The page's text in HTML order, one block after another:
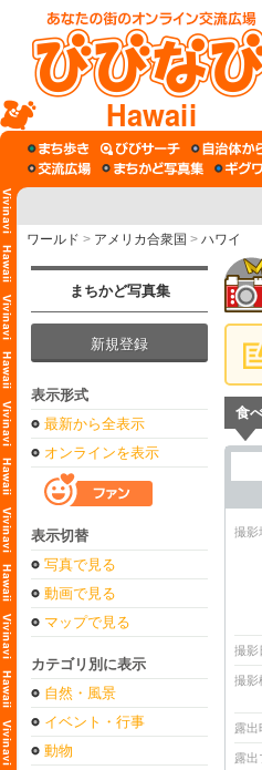
Hawaii
ワールド > アメリカ合衆国 > ハワイ
まちかど写真集
新規登録
表示形式
最新から全表示
オンラインを表示
表示切替
写真で見る
動画で見る
マップで見る
カテゴリ別に表示
自然・風景
イベント・行事
動物
食
撮影
撮影
撮影
露出
露出